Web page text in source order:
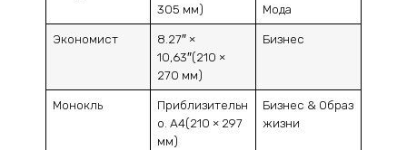
305 мм)
Мода
Экономист
8.27″ ×
10,63″(210 ×
270 мм)
Бизнес
Монокль
Приблизительн
о. A4(210 × 297
мм)
Бизнес & Образ
жизни